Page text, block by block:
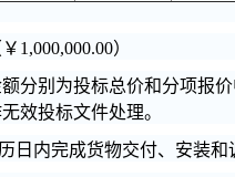
1,000,000.00）
分别为投标总价和分项报
效投标文件处理。
日内完成货物交付、安装和